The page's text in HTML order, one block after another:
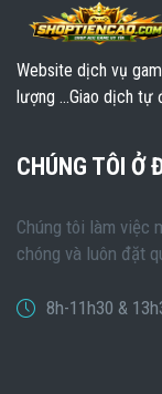
Website dịch vụ
lượng ...Giao dịch
CHÚNG TÔI Ở
Chúng tôi làm việc
chóng và luôn đặt
8h-11h30 &